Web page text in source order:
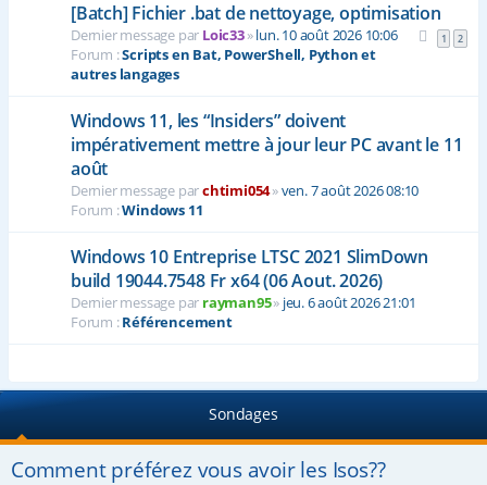
[Batch] Fichier .bat de nettoyage, optimisation
1 2
Dernier message par Loic33»lun. 10 août 2026 10:06
Forum :Scripts en Bat, PowerShell, Python et
autres langages
Windows 11, les “Insiders” doivent
impérativement mettre à jour leur PC avant le 11
août
Dernier message parchtimi054»ven. 7 août 2026 08:10
Forum :Windows 11
Windows 10 Entreprise LTSC 2021 SlimDown
build 19044.7548 Fr x64 (06 Aout. 2026)
Dernier message par rayman95» jeu. 6 août 2026 21:01
Forum :Référencement
Sondages
Comment préférez vous avoir les Isos??